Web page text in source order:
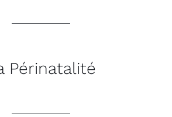
Périnatalité